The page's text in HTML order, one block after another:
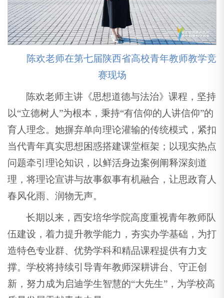
陈欢老师在第七届陕西省高校青年教师教学竞
赛现场
陈欢老师主讲《思想道德与法治》课程，坚持
以“立德树人”为根本，秉持“有信仰的人讲信仰”的
育人理念。她摒弃单向理论灌输的传统模式，紧扣
当代青年真实思想困惑搭建课堂框架；以现实热点
问题牵引理论知识，以鲜活身边案例阐释深刻道
理，将理论宣讲与故事叙事有机融合，让思政育人
春风化雨、润物无声。
长期以来，西安培华学院高度重视青年教师队
伍建设，着力提升教学能力，夯实办学基础，为打
造特色专业群、优势学科和精品课程提供有力支
撑。学校将持续引导青年教师深耕讲台、守正创
新，努力成为启迪学生智慧的“大先生”，为学校高